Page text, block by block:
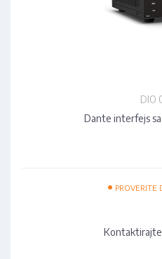
DIO
Dante interfejs
• PROVERITE
Kontaktirajte